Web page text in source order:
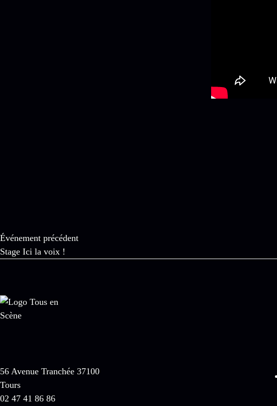
Événement précédent
Stage Ici la voix !
56 Avenue Tranchée 37100
Tours
02 47 41 86 86